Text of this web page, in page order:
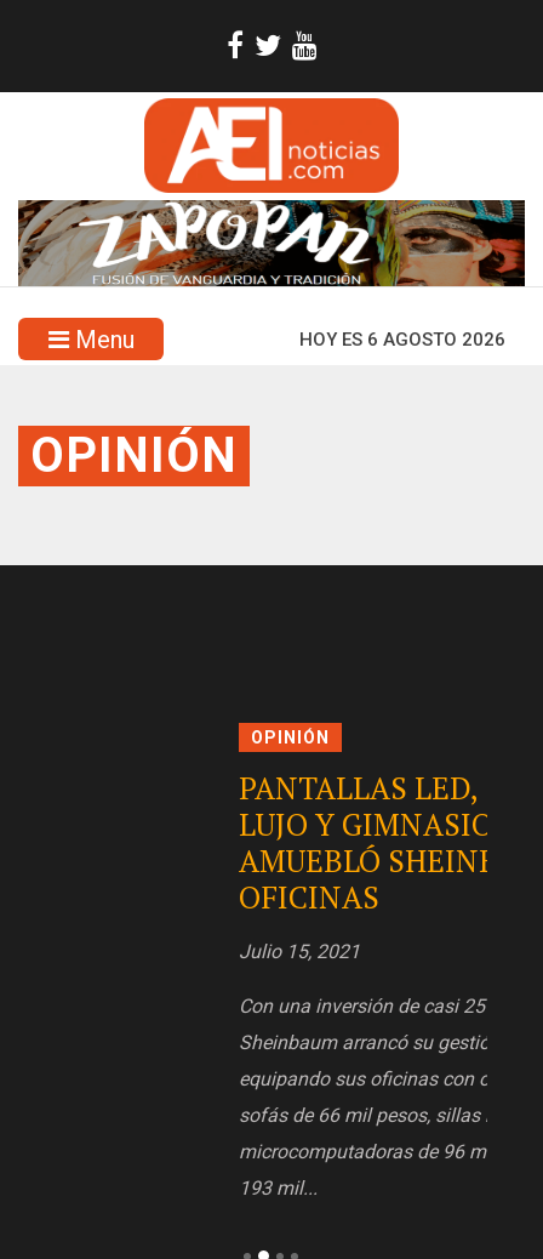
Menu HOY ES 6 AGOSTO 2026
OPINIÓN
PANTALLAS LED, SOFÁS DE
LUJO Y GIMNASIO. ASÍ
AMUEBLÓ SHEINBAUM SUS
Con una inversión de casi 25 millones, Claudia
Sheinbaum arrancó su gestión en la CDMX
equipando sus oficinas con objetos suntuosos:
sofás de 66 mil pesos, sillas metálicas de 75 mil,
microcomputadoras de 96 mil, pantallas led de